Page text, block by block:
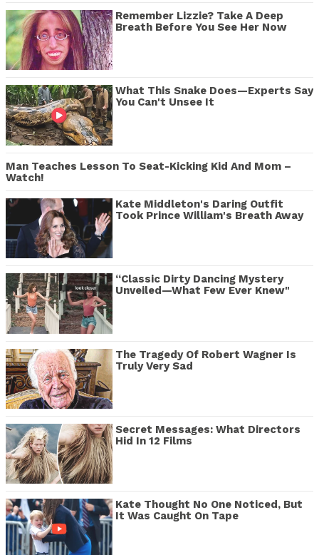
Remember Lizzie? Take A Deep
Breath Before You See Her Now
What This Snake Does—Experts Say
You Can't Unsee It
Man Teaches Lesson To Seat-Kicking Kid And Mom –
Watch!
Kate Middleton's Daring Outfit
Took Prince William's Breath Away
“Classic Dirty Dancing Mystery
Unveiled—What Few Ever Knew"
The Tragedy Of Robert Wagner Is
Truly Very Sad
Secret Messages: What Directors
Hid In 12 Films
Kate Thought No One Noticed, But
It Was Caught On Tape